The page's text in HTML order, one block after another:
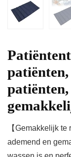
【Gemakkelijk
ademend en